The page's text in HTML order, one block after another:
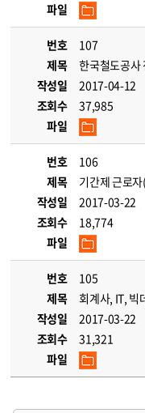
파일
번호
107
제목
한국철도공사
작성일
2017-04-12
조회수
37,985
파일
번호
106
제목
기간제 근로
작성일
2017-03-22
조회수
18,774
파일
번호
105
제목
회계사, IT, 빅
작성일
2017-03-22
조회수
31,321
파일